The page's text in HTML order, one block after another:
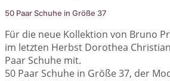
50 Paar Schuhe in Größe 37
Für die neue Kollektion von Bruno
im letzten Herbst Dorothea
Paar Schuhe mit.
50 Paar Schuhe in Größe 37, der